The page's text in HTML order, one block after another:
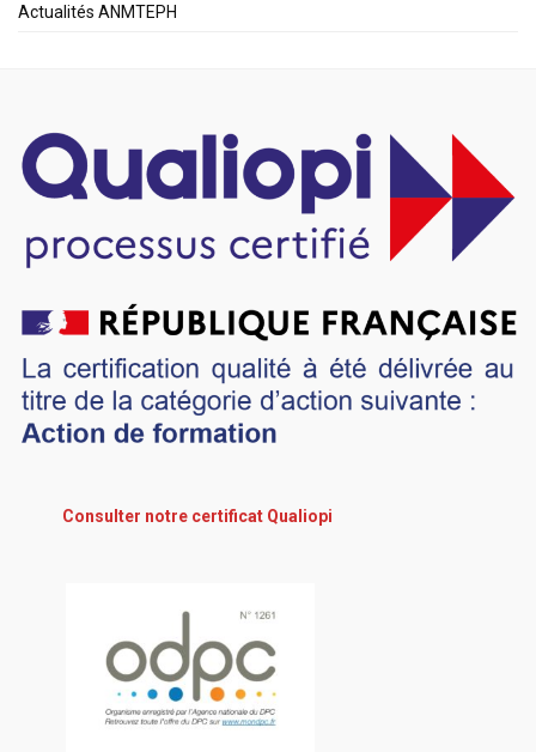
Actualités ANMTEPH
Consulter notre certificat Qualiopi